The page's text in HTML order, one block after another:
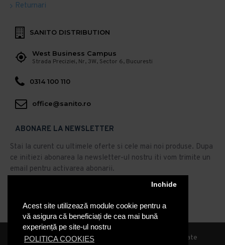
Acest site utilizează module cookie pentru a
vă asigura că beneficiați de cea mai bună
experiență pe site-ul nostru
POLITICA COOKIES
Inchide
Returnari
SANITO DISTRIBUTION
West Business Campus
Strada Preciziei, Nr, 3W, Sector 6, Bucuresti
0314 100 110
office@sanito.ro
ABONARE LA NEWSLETTER
Stai la curent cu ultimele oferte si cele mai noi produse. Dupa
ce initiezi abonarea la newsletter-ul nostru iti vom trimite un
email pentru activarea abonarii.
Abonare
Am citit şi sunt de acord cu Politica de Confidentialitate
© 2019, Sanito Distribution, Toate drepturile rezervate